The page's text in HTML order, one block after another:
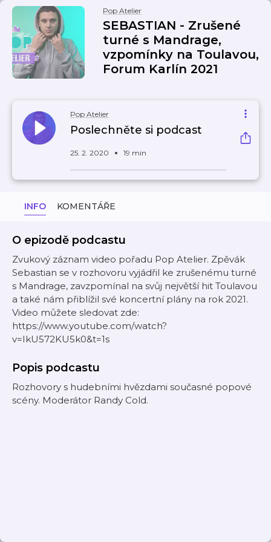
Pop Atelier
SEBASTIAN - Zrušené
turné s Mandrage,
vzpomínky na Toulavou,
Forum Karlín 2021
Pop Atelier
Poslechněte si podcast
25. 2. 2020 19 min
INFO KOMENTÁŘE
O epizodě podcastu
Zvukový záznam video pořadu Pop Atelier. Zpěvák
Sebastian se v rozhovoru vyjádřil ke zrušenému turné
s Mandrage, zavzpomínal na svůj největší hit Toulavou
a také nám přiblížil své koncertní plány na rok 2021.
Video můžete sledovat zde:
https://www.youtube.com/watch?
v=IkU572KU5k0&t=1s
Popis podcastu
Rozhovory s hudebními hvězdami současné popové
scény. Moderátor Randy Cold.